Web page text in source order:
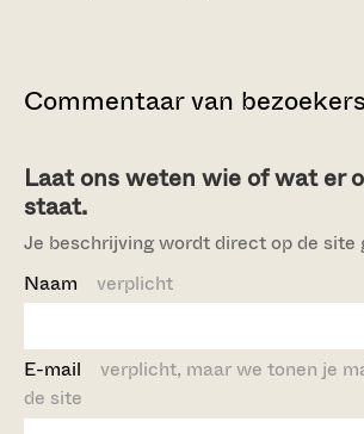
Commentaar van bezoekers
Laat ons weten wie of wat er
staat.
Je beschrijving wordt direct op de site
Naam verplicht
E-mail verplicht, maar we tonen je
de site